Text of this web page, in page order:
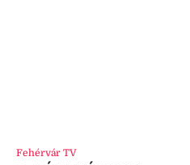
Fehérvár TV